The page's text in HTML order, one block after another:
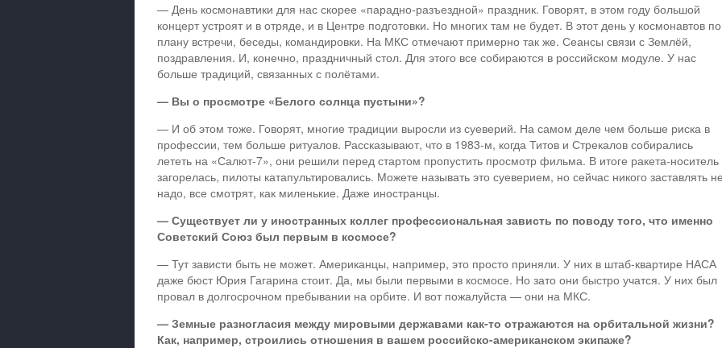
— День космонавтики для нас скорее «парадно-разъездной» праздник. Говорят, в этом году большой
концерт устроят и в отряде, и в Центре подготовки. Но многих там не будет. В этот день у космонавтов по
плану встречи, беседы, командировки. На МКС отмечают примерно так же. Сеансы связи с Землёй,
поздравления. И, конечно, праздничный стол. Для этого все собираются в российском модуле. У нас
больше традиций, связанных с полётами.
— Вы о просмотре «Белого солнца пустыни»?
— И об этом тоже. Говорят, многие традиции выросли из суеверий. На самом деле чем больше риска в
профессии, тем больше ритуалов. Рассказывают, что в 1983-м, когда Титов и Стрекалов собирались
лететь на «Салют-7», они решили перед стартом пропустить просмотр фильма. В итоге ракета-носитель
загорелась, пилоты катапультировались. Можете называть это суеверием, но сейчас никого заставлять
надо, все смотрят, как миленькие. Даже иностранцы.
— Существует ли у иностранных коллег профессиональная зависть по поводу того, что именно
Советский Союз был первым в космосе?
— Тут зависти быть не может. Американцы, например, это просто приняли. У них в штаб-квартире НАСА
даже бюст Юрия Гагарина стоит. Да, мы были первыми в космосе. Но зато они быстро учатся. У них был
провал в долгосрочном пребывании на орбите. И вот пожалуйста — они на МКС.
— Земные разногласия между мировыми державами как-то отражаются на орбитальной жизни?
Как, например, строились отношения в вашем российско-американском экипаже?